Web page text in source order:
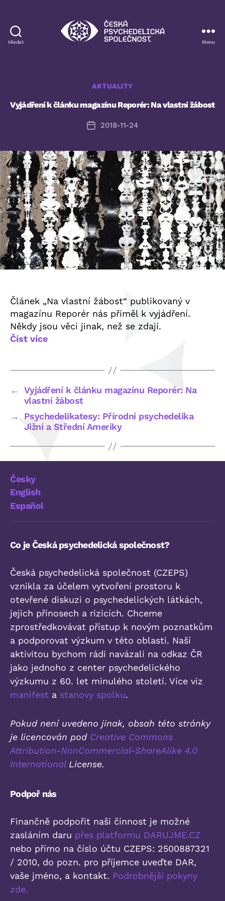
Hledat Menu
Rubriky
AKTUALITY
Vyjádření k článku magazínu Reporér: Na vlastní žábost
Datum
2018-11-24
Článek „Na vlastní žábost“ publikovaný v
magazínu Reporér nás přiměl k vyjádření.
Někdy jsou věci jinak, než se zdají.
Číst více
←
Vyjádření k článku magazínu Reporér: Na
vlastní žábost
→
Psychedelikatesy: Přírodní psychedelika
Jižní a Střední Ameriky
Česky
English
Español
Co je Česká psychedelická společnost?
Česká psychedelická společnost (CZEPS)
vznikla za účelem vytvoření prostoru k
otevřené diskuzi o psychedelických látkách,
jejich přínosech a rizicích. Chceme
zprostředkovávat přístup k novým poznatkům
a podporovat výzkum v této oblasti. Naší
aktivitou bychom rádi navázali na odkaz ČR
jako jednoho z center psychedelického
výzkumu z 60. let minulého století. Více viz
manifest a stanovy spolku.
Pokud není uvedeno jinak, obsah této stránky
je licencován pod Creative Commons
Attribution-NonCommercial-ShareAlike 4.0
InternationalLicense.
Podpoř nás
Finančně podpořit naši činnost je možné
zasláním daru přes platformu DARUJME.CZ
nebo přímo na číslo účtu CZEPS: 2500887321
/ 2010, do pozn. pro příjemce uveďte DAR,
vaše jméno, a kontakt. Podrobnější pokyny
zde.